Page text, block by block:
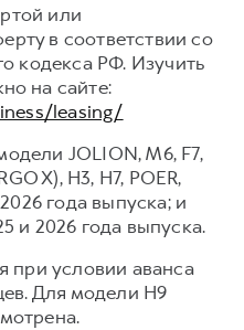
или
в соответствии со
кодекса РФ. Изучить
на сайте:
leasing/
JOLION, M6, F7,
X), H3, H7, POER,
года выпуска; и
и 2026 года выпуска.
при условии аванса
Для модели H9